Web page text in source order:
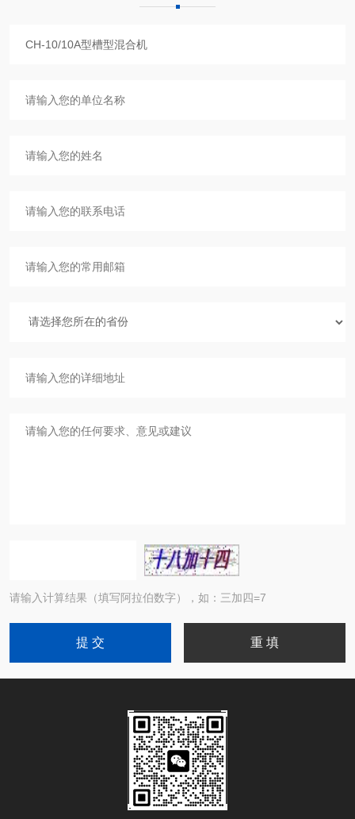
请输入计算结果（填写阿拉伯数字），如：三加四=7